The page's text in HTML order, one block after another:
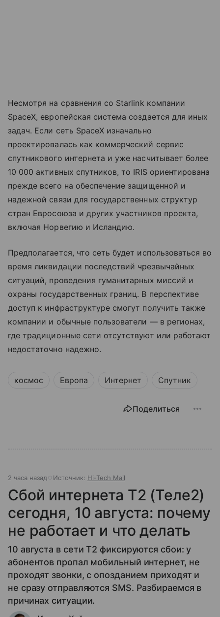
Несмотря на сравнения со Starlink компании
SpaceX, европейская система создается для иных
задач. Если сеть SpaceX изначально
проектировалась как коммерческий сервис
спутникового интернета и уже насчитывает более
10 000 активных спутников, то IRIS ориентирована
прежде всего на обеспечение защищенной и
надежной связи для государственных структур
стран Евросоюза и других участников проекта,
включая Норвегию и Исландию.
Предполагается, что сеть будет использоваться во
время ликвидации последствий чрезвычайных
ситуаций, проведения гуманитарных миссий и
охраны государственных границ. В перспективе
доступ к инфраструктуре смогут получить также
компании и обычные пользователи — в регионах,
где традиционные сети отсутствуют или работают
недостаточно надежно.
космос Европа Интернет Спутник
Поделиться
2 часа назад Источник: Hi-Tech Mail
Сбой интернета T2 (Теле2)
сегодня, 10 августа: почему
не работает и что делать
10 августа в сети T2 фиксируются сбои: у
абонентов пропал мобильный интернет, не
проходят звонки, с опозданием приходят и
не сразу отправляются SMS. Разбираемся в
причинах ситуации.